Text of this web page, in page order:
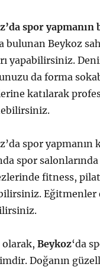
spor
bulunan Beykoz
yapabilirsiniz.
da forma
katılarak
spor yapmanın
spor
fitness,
Eğitmenler
olarak, Beykoz‘da
Doğanın